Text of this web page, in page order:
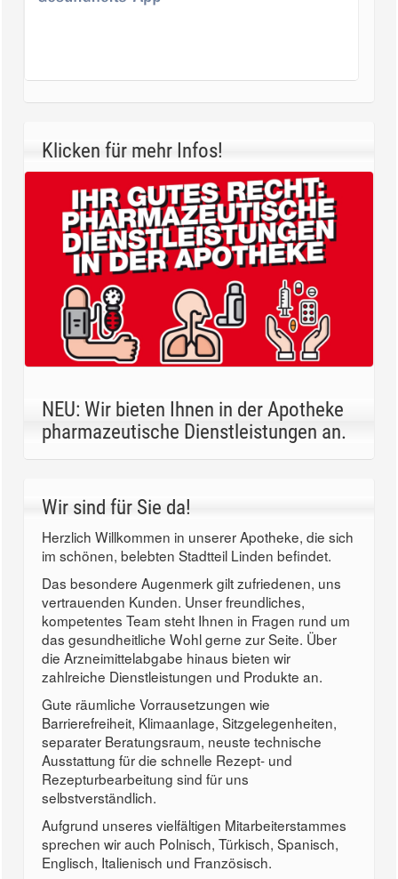
Klicken für mehr Infos!
NEU: Wir bieten Ihnen in der Apotheke
pharmazeutische Dienstleistungen an.
Wir sind für Sie da!
Herzlich Willkommen in unserer Apotheke, die sich
im schönen, belebten Stadtteil Linden befindet.
Das besondere Augenmerk gilt zufriedenen, uns
vertrauenden Kunden. Unser freundliches,
kompetentes Team steht Ihnen in Fragen rund um
das gesundheitliche Wohl gerne zur Seite. Über
die Arzneimittelabgabe hinaus bieten wir
zahlreiche Dienstleistungen und Produkte an.
Gute räumliche Vorrausetzungen wie
Barrierefreiheit, Klimaanlage, Sitzgelegenheiten,
separater Beratungsraum, neuste technische
Ausstattung für die schnelle Rezept- und
Rezepturbearbeitung sind für uns
selbstverständlich.
Aufgrund unseres vielfältigen Mitarbeiterstammes
sprechen wir auch Polnisch, Türkisch, Spanisch,
Englisch, Italienisch und Französisch.